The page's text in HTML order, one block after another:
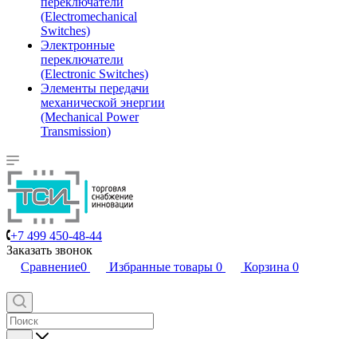
(Electromechanical
Switches)
Электронные
переключатели
(Electronic Switches)
Элементы передачи
механической энергии
(Mechanical Power
Transmission)
+7 499 450-48-44
Заказать звонок
Сравнение0 Избранные товары 0 Корзина 0